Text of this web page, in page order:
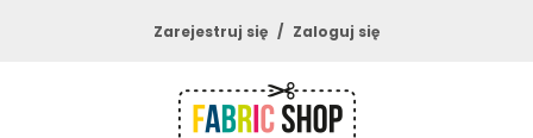
Zarejestruj się Zaloguj się